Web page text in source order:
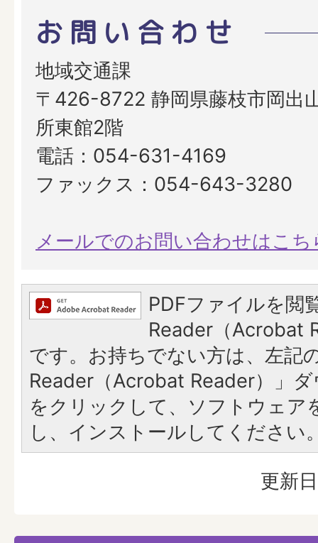
お問い合わせ
地域交通課
〒426-8722 静岡県藤枝市岡出
所東館2階
電話：054-631-4169
ファックス：054-643-3280
メールでのお問い合わせはこち
PDFファイルを閲
Reader（Acrobat
です。お持ちでない方は、左記
Reader（Acrobat Reader）」
をクリックして、ソフトウェア
し、インストールしてください
更新